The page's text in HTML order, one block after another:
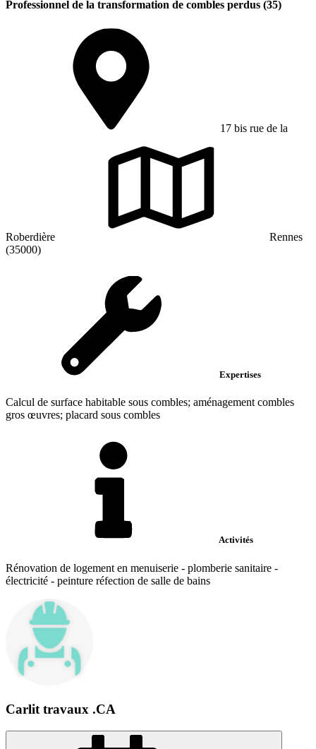
Professionnel de la transformation de combles perdus (35)
17 bis rue de la
Roberdière
Rennes
(35000)
Expertises
Calcul de surface habitable sous combles; aménagement combles
gros œuvres; placard sous combles
Activités
Rénovation de logement en menuiserie - plomberie sanitaire -
électricité - peinture réfection de salle de bains
Carlit travaux .CA